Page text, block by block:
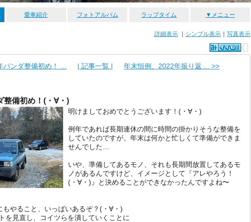
愛車紹介 フォトアルバム ラップタイム ▼メニュー
詳細表示 シンプル表示 写真表示
パンダ整備初め！ ... | 記事一覧 | 年末恒例、2022年振り返 ... >>
整備初め！(・∀・)
明けましておめでとうございます！(・∀・)
例年であれば長期連休の間に時間の掛かりそうな整備を
していたのですが、年末は何かと忙しくて準備ができま
せんでした…
いや、準備してあるモノ、それも長期間放置してあるモ
ノがあるんですけど、イメージとして『アレやろう！
(・∀・)』と決めることができなかったんですよね〜
もやること、いっぱいあるぞ？(・∀・)
を見直し、コイツらを潰していくことに